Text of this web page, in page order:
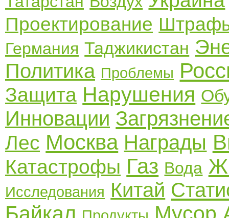
Проектирование
Германия Таджикистан
Политика Проблемы
Защита Нарушения
Инновации
Лес Москва Награды
Катастрофы Газ Вода
Исследования Китай